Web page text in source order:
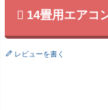
14畳用エアコ
レビューを書く